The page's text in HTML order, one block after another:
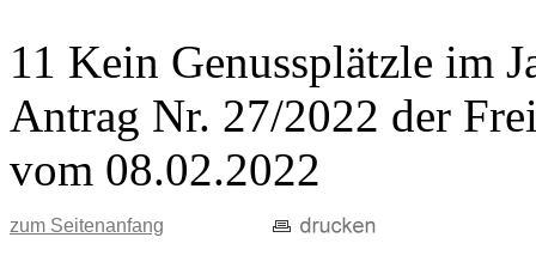
11 Kein Genussplätzle im
Antrag Nr. 27/2022 der
vom 08.02.2022
zum Seitenanfang